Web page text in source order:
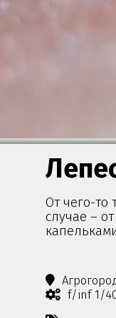
От чего-то
случае –
f/inf 1/